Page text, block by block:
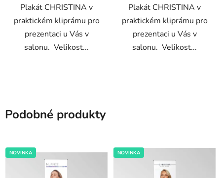
Plakát CHRISTINA v
praktickém kliprámu pro
prezentaci u Vás v
salonu. Velikost...
Plakát CHRISTINA v
praktickém kliprámu pro
prezentaci u Vás v
salonu. Velikost...
Podobné produkty
NOVINKA NOVINKA